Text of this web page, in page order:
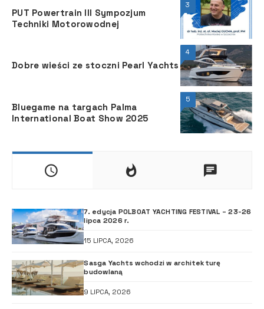
3
PUT Powertrain III Sympozjum
Techniki Motorowodnej
4
Dobre wieści ze stoczni Pearl Yachts
5
Bluegame na targach Palma
International Boat Show 2025
7. edycja POLBOAT YACHTING FESTIVAL – 23-26
lipca 2026 r.
15 LIPCA, 2026
Sasga Yachts wchodzi w architekturę
budowlaną
9 LIPCA, 2026